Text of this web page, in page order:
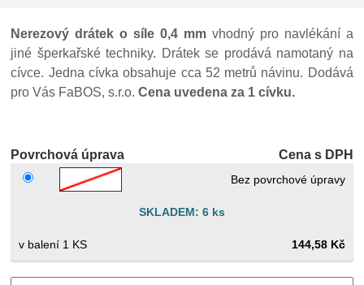
Nerezový drátek o síle 0,4 mmvhodný pro navlékání a
jiné šperkařské techniky. Drátek se prodává namotaný na
cívce. Jedna cívka obsahuje cca 52 metrů návinu. Dodává
pro Vás FaBOS, s.r.o.Cena uvedena za 1 cívku.
Povrchová úprava Cena s DPH
Bez povrchové úpravy
SKLADEM: 6 ks
1 KS 144,58 Kč